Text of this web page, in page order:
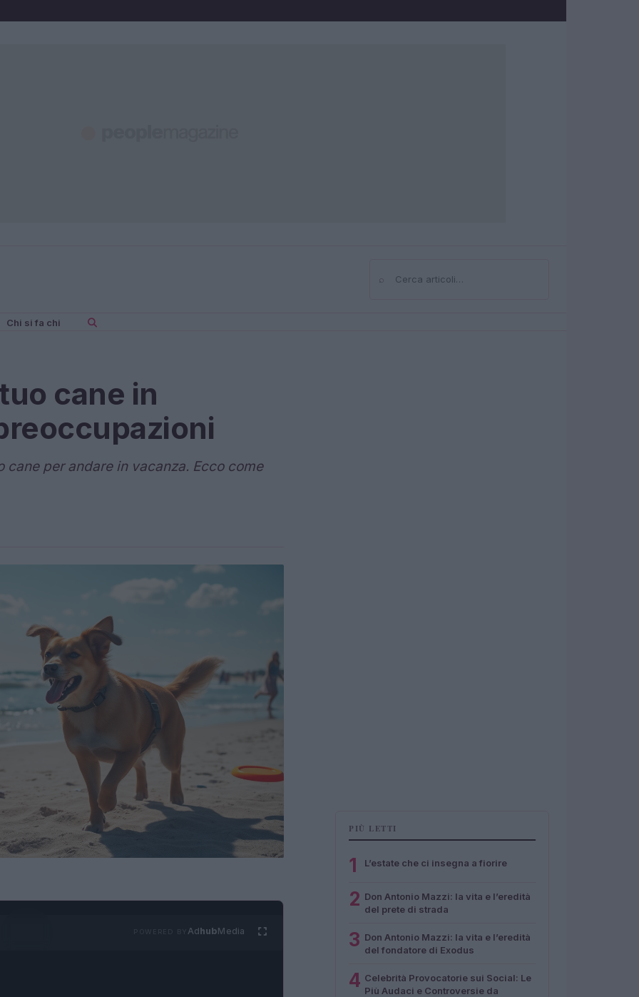
⌕Cerca
Chi si fa chi
cane in
cane per andare in vacanza. Ecco come
AdhubMedia
PIÙ LETTI
1 L’estate che ci insegna a fiorire
2 Don Antonio Mazzi: la vita e l’eredità
del prete di strada
3 Don Antonio Mazzi: la vita e l’eredità
del fondatore di Exodus
4 Celebrità Provocatorie sui Social: Le
Più Audaci e Controversie da